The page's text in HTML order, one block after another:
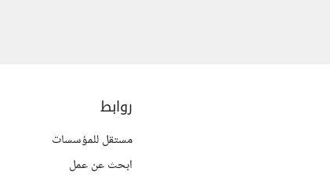
روابط
مستقل للمؤسسات
ابحث عن عمل